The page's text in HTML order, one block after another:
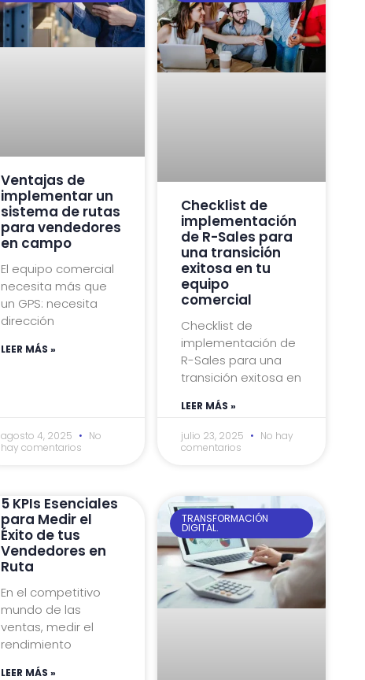
Ventajas de
implementar un
sistema de rutas
para vendedores
en campo
El equipo comercial
necesita más que
un GPS: necesita
dirección
LEER MÁS »
agosto 4, 2025
No
hay comentarios
Checklist de
implementación
de R-Sales para
una transición
exitosa en tu
equipo
comercial
Checklist de
implementación de
R-Sales para una
transición exitosa en
LEER MÁS »
julio 23, 2025
No hay
comentarios
5 KPIs Esenciales
para Medir el
Éxito de tus
Vendedores en
Ruta
En el competitivo
mundo de las
ventas, medir el
rendimiento
LEER MÁS »
TRANSFORMACIÓN
DIGITAL.